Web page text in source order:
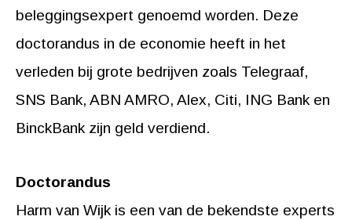
beleggingsexpert genoemd worden. Deze
doctorandus in de economie heeft in het
verleden bij grote bedrijven zoals Telegraaf,
SNS Bank, ABN AMRO, Alex, Citi, ING Bank en
BinckBank zijn geld verdiend.
Doctorandus
Harm van Wijk is een van de bekendste experts